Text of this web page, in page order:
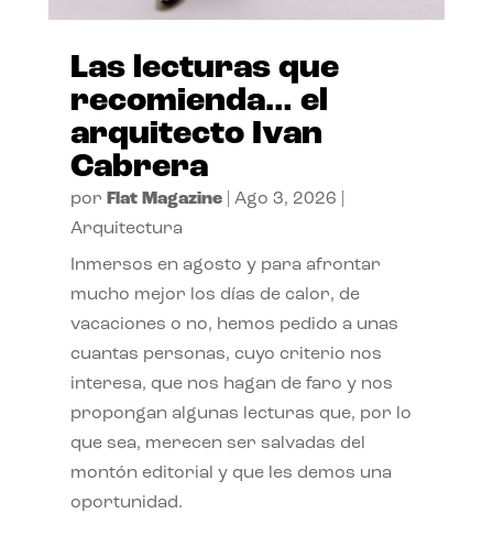
Las lecturas que
recomienda… el
arquitecto Ivan
Cabrera
por Flat Magazine| Ago 3, 2026
Arquitectura
Inmersos en agosto y para afrontar
mucho mejor los días de calor, de
vacaciones o no, hemos pedido a unas
cuantas personas, cuyo criterio nos
interesa, que nos hagan de faro y nos
propongan algunas lecturas que, por lo
que sea, merecen ser salvadas del
montón editorial y que les demos una
oportunidad.